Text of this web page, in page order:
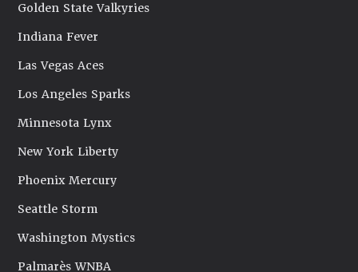
Golden State Valkyries
Indiana Fever
Las Vegas Aces
Los Angeles Sparks
Minnesota Lynx
New York Liberty
Phoenix Mercury
Seattle Storm
Washington Mystics
Palmarès WNBA